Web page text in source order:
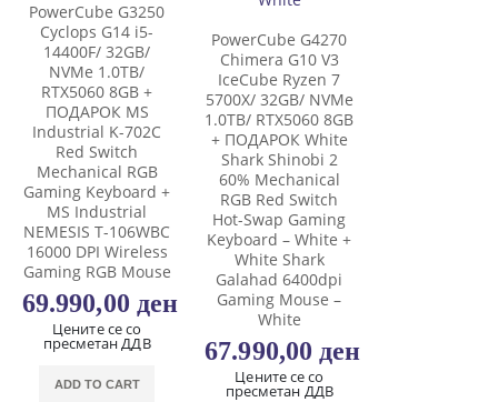
PowerCube G3250
Cyclops G14 i5-
14400F/ 32GB/
NVMe 1.0TB/
RTX5060 8GB +
ПОДАРОК MS
Industrial K-702C
Red Switch
Mechanical RGB
Gaming Keyboard +
MS Industrial
NEMESIS T-106WBC
16000 DPI Wireless
Gaming RGB Mouse
69.990,00 ден
Цените се со
пресметан ДДВ
ADD TO CART
PowerCube G4270
Chimera G10 V3
IceCube Ryzen 7
5700X/ 32GB/ NVMe
1.0TB/ RTX5060 8GB
+ ПОДАРОК White
Shark Shinobi 2
60% Mechanical
RGB Red Switch
Hot-Swap Gaming
Keyboard – White +
White Shark
Galahad 6400dpi
Gaming Mouse –
White
67.990,00 ден
Цените се со
пресметан ДДВ